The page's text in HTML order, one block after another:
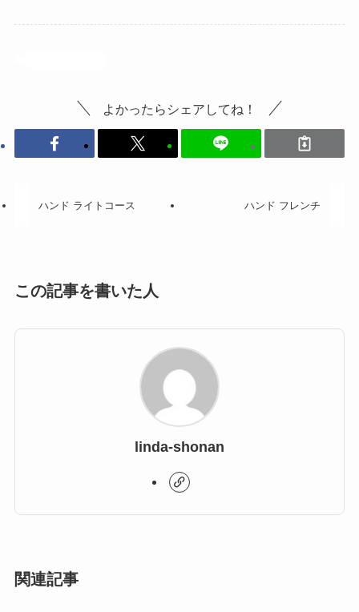
よかったらシェアしてね！
ハンド ライトコース ハンド フレンチ
この記事を書いた人
linda-shonan
関連記事